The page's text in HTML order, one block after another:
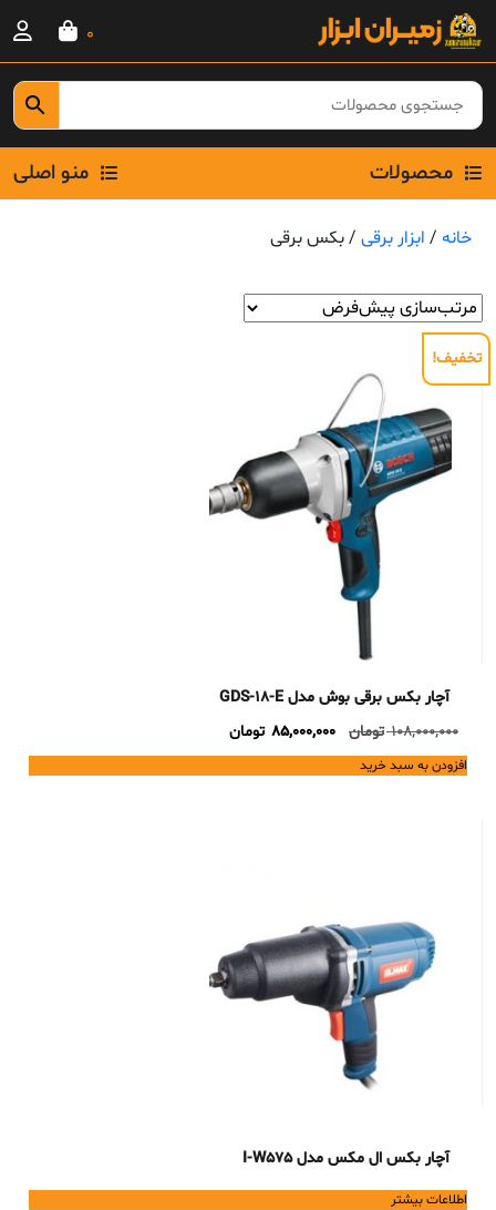
Skip
content
0
محصولات منو اصلی
خانه / ابزار برقی / بکس برقی
تخفیف!
آچار بکس برقی بوش مدل GDS-18-E
108,000,000 تومان
Original
price
was:
85,000,000 تومانCurrent
price
is:
افزودن به سبد خرید
آچار بکس ال مکس مدل I-W575
اطلاعات بیشتر